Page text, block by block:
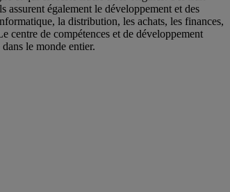
également le développement et des
la distribution, les achats, les finances,
centre de compétences et de développement
le monde entier.